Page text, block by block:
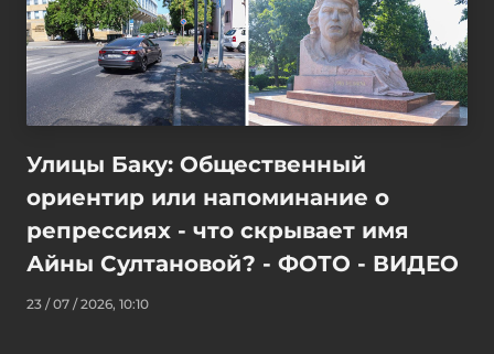
Улицы Баку: Общественный
ориентир или напоминание о
репрессиях - что скрывает имя
Айны Султановой? - ФОТО - ВИДЕО
23 / 07 / 2026, 10:10